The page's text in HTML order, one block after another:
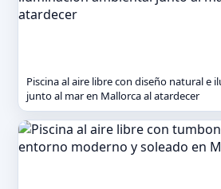
Piscina al aire libre con diseño natural e
junto al mar en Mallorca al atardecer